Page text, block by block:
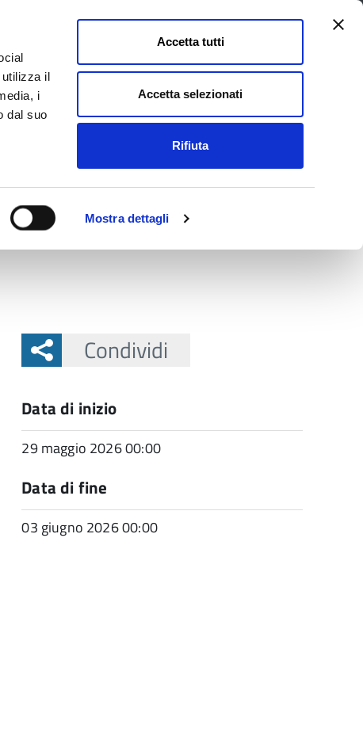
il
i
dal suo
Mostra dettagli
Accetta tutti
Accetta selezionati
Rifiuta
Seguici su Pagina
La Provincia e il territorio
Condividi
Data di inizio
29 maggio 2026 00:00
Data di fine
03 giugno 2026 00:00